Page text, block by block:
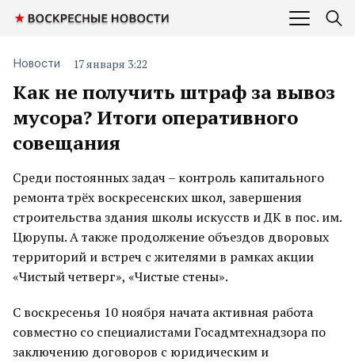
Как не получить штраф за вывоз
мусора? Итоги оперативного
совещания
Новости 17 января 3:22
Среди постоянных задач – контроль капитального
ремонта трёх воскресенских школ, завершения
строительства здания школы искусств и ДК в пос. им.
Цюрупы. А также продолжение объездов дворовых
территорий и встреч с жителями в рамках акции
«Чистый четверг», «Чистые стены».
С воскресенья 10 ноября начата активная работа
совместно со специалистами Госадмтехнадзора по
заключению договоров с юридическим и